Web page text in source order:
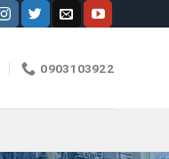
0903103922